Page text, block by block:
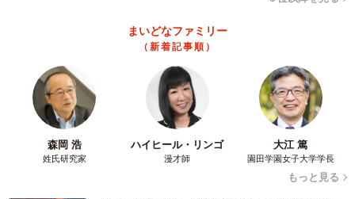
まいどなファミリー
（新着記事順）
森岡 浩
姓氏研究家
ハイヒール・リンゴ
漫才師
大江 篤
園田学園女子大学学長
もっと見る